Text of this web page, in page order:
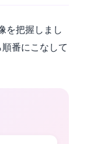
を把握しまし
番にこなして